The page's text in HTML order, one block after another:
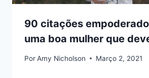
90 citações
uma boa mulher que
PorAmy Nicholson Março 2, 2021